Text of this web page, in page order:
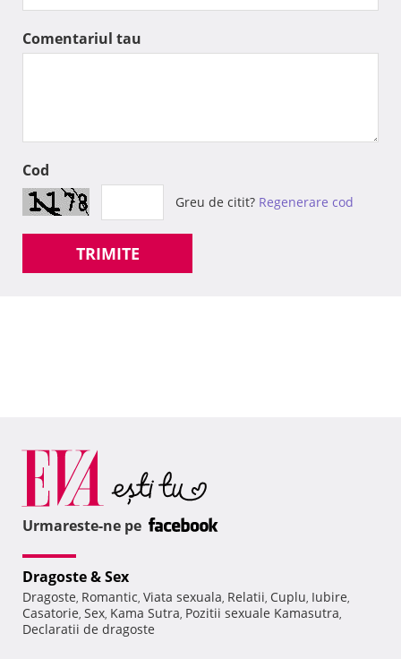
Comentariul tau
Cod
Greu de citit? Regenerare cod
TRIMITE
Urmareste-ne pe
Dragoste & Sex
Dragoste, Romantic, Viata sexuala, Relatii, Cuplu, Iubire,
Casatorie, Sex, Kama Sutra, Pozitii sexuale Kamasutra,
Declaratii de dragoste